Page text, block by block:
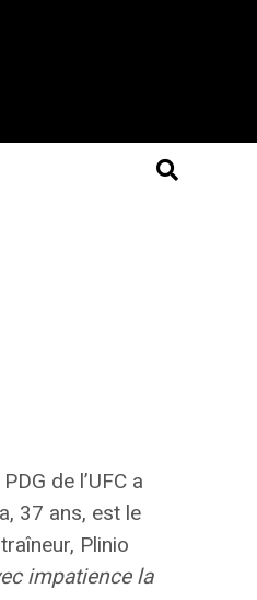
de l’UFC a
37 ans, est le
Plinio
impatience la